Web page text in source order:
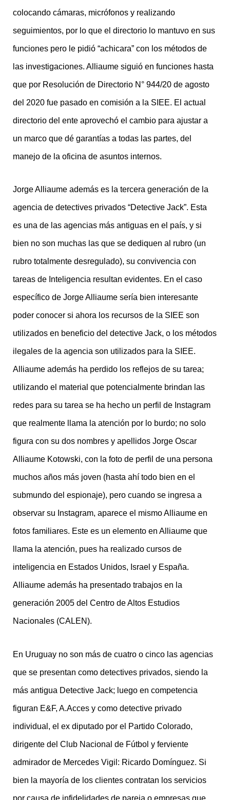
colocando cámaras, micrófonos y realizando
seguimientos, por lo que el directorio lo mantuvo en sus
funciones pero le pidió “achicara” con los métodos de
las investigaciones. Alliaume siguió en funciones hasta
que por Resolución de Directorio N° 944/20 de agosto
del 2020 fue pasado en comisión a la SIEE. El actual
directorio del ente aprovechó el cambio para ajustar a
un marco que dé garantías a todas las partes, del
manejo de la oficina de asuntos internos.
Jorge Alliaume además es la tercera generación de la
agencia de detectives privados “Detective Jack”. Esta
es una de las agencias más antiguas en el país, y si
bien no son muchas las que se dediquen al rubro (un
rubro totalmente desregulado), su convivencia con
tareas de Inteligencia resultan evidentes. En el caso
específico de Jorge Alliaume sería bien interesante
poder conocer si ahora los recursos de la SIEE son
utilizados en beneficio del detective Jack, o los métodos
ilegales de la agencia son utilizados para la SIEE.
Alliaume además ha perdido los reflejos de su tarea;
utilizando el material que potencialmente brindan las
redes para su tarea se ha hecho un perfil de Instagram
que realmente llama la atención por lo burdo; no solo
figura con su dos nombres y apellidos Jorge Oscar
Alliaume Kotowski, con la foto de perfil de una persona
muchos años más joven (hasta ahí todo bien en el
submundo del espionaje), pero cuando se ingresa a
observar su Instagram, aparece el mismo Alliaume en
fotos familiares. Este es un elemento en Alliaume que
llama la atención, pues ha realizado cursos de
inteligencia en Estados Unidos, Israel y España.
Alliaume además ha presentado trabajos en la
generación 2005 del Centro de Altos Estudios
Nacionales (CALEN).
En Uruguay no son más de cuatro o cinco las agencias
que se presentan como detectives privados, siendo la
más antigua Detective Jack; luego en competencia
figuran E&F, A.Acces y como detective privado
individual, el ex diputado por el Partido Colorado,
dirigente del Club Nacional de Fútbol y ferviente
admirador de Mercedes Vigil: Ricardo Domínguez. Si
bien la mayoría de los clientes contratan los servicios
por causa de infidelidades de pareja o empresas que